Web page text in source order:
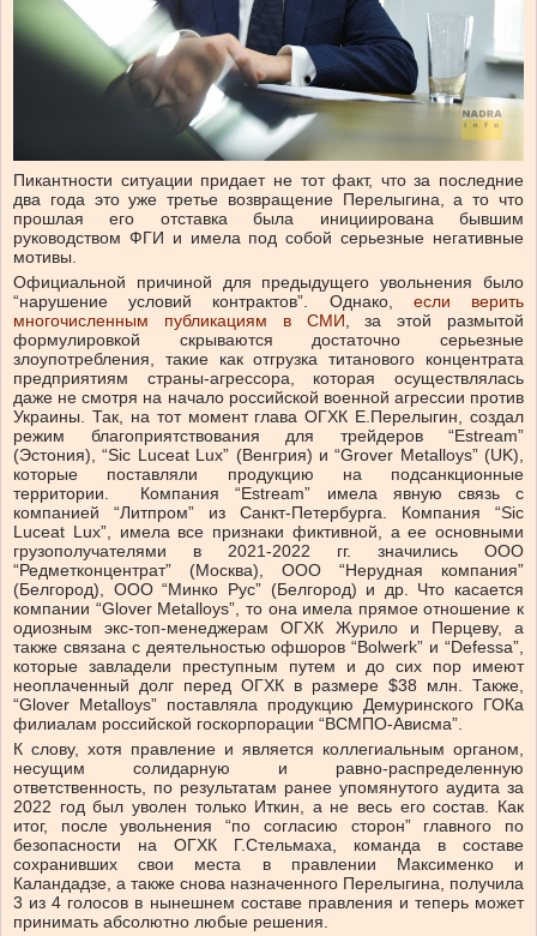
Пикантности ситуации придает не тот факт, что за последние
два года это уже третье возвращение Перелыгина, а то что
прошлая его отставка была инициирована бывшим
руководством ФГИ и имела под собой серьезные негативные
мотивы.
Официальной причиной для предыдущего увольнения было
“нарушение условий контрактов”. Однако, если верить
многочисленным публикациям в СМИ, за этой размытой
формулировкой скрываются достаточно серьезные
злоупотребления, такие как отгрузка титанового концентрата
предприятиям страны-агрессора, которая осуществлялась
даже не смотря на начало российской военной агрессии против
Украины. Так, на тот момент глава ОГХК Е.Перелыгин, создал
режим благоприятствования для трейдеров “Estream”
(Эстония), “Sic Luceat Lux” (Венгрия) и “Grover Metalloys” (UK),
которые поставляли продукцию на подсанкционные
территории. Компания “Estream” имела явную связь с
компанией “Литпром” из Санкт-Петербурга. Компания “Sic
Luceat Lux”, имела все признаки фиктивной, а ее основными
грузополучателями в 2021-2022 гг. значились ООО
“Редметконцентрат” (Москва), ООО “Нерудная компания”
(Белгород), ООО “Минко Рус” (Белгород) и др. Что касается
компании “Glover Metalloys”, то она имела прямое отношение к
одиозным экс-топ-менеджерам ОГХК Журило и Перцеву, а
также связана с деятельностью офшоров “Bolwerk” и “Defessa”,
которые завладели преступным путем и до сих пор имеют
неоплаченный долг перед ОГХК в размере $38 млн. Также,
“Glover Metalloys” поставляла продукцию Демуринского ГОКа
филиалам российской госкорпорации “ВСМПО-Ависма”.
К слову, хотя правление и является коллегиальным органом,
несущим солидарную и равно-распределенную
ответственность, по результатам ранее упомянутого аудита за
2022 год был уволен только Иткин, а не весь его состав. Как
итог, после увольнения “по согласию сторон” главного по
безопасности на ОГХК Г.Стельмаха, команда в составе
сохранивших свои места в правлении Максименко и
Каландадзе, а также снова назначенного Перелыгина, получила
3 из 4 голосов в нынешнем составе правления и теперь может
принимать абсолютно любые решения.